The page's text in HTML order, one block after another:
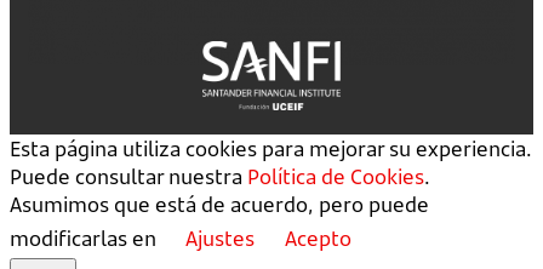
Esta página utiliza cookies para mejorar su experiencia.
Puede consultar nuestra Política de Cookies.
Asumimos que está de acuerdo, pero puede
modificarlas en
Ajustes Acepto